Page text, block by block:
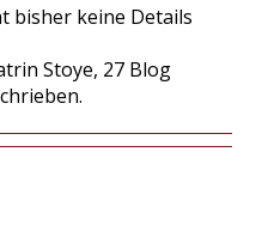
bisher keine Details
Stoye, 27 Blog